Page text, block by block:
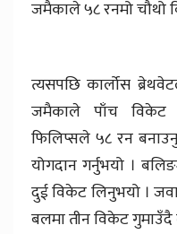
जमैकाले ५८ रनमो चौथो
त्यसपछि कार्लोस
जमैकाले पाँच विकेट
फिलिप्सले ५८ रन
योगदान गर्नुभयो ।
दुई विकेट लिनुभयो ।
बलमा तीन विकेट गुमाउँदै